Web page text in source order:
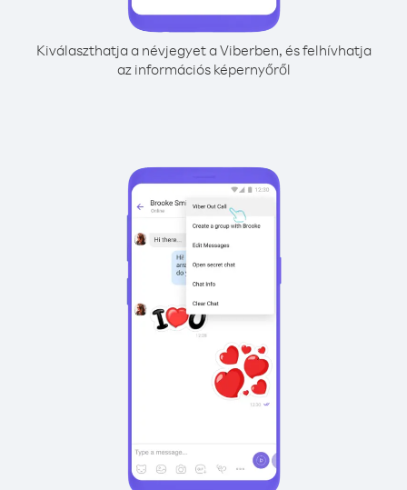
Kiválaszthatja a névjegyet a Viberben, és felhívhatja
az információs képernyőről